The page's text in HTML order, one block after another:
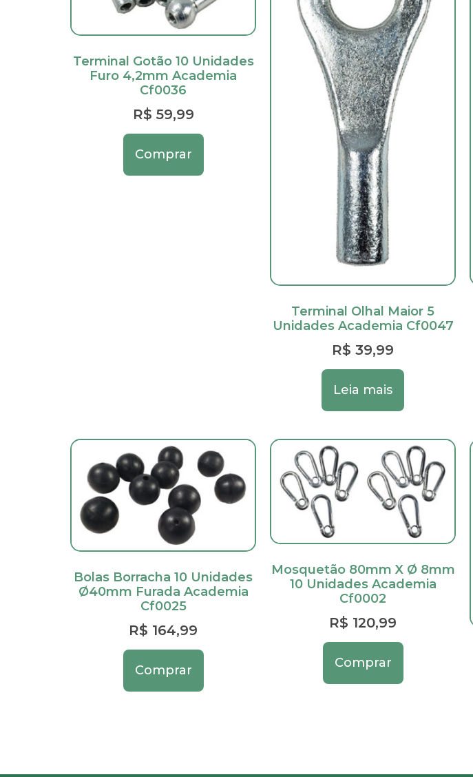
Terminal Gotão 10 Unidades
Furo 4,2mm Academia
Cf0036
R$ 59,99
Comprar
Terminal Olhal Maior 5
Unidades Academia Cf0047
R$ 39,99
Leia mais
Bolas Borracha 10 Unidades
Ø40mm Furada Academia
Cf0025
R$ 164,99
Comprar
Mosquetão 80mm X Ø 8mm
10 Unidades Academia
Cf0002
R$ 120,99
Comprar